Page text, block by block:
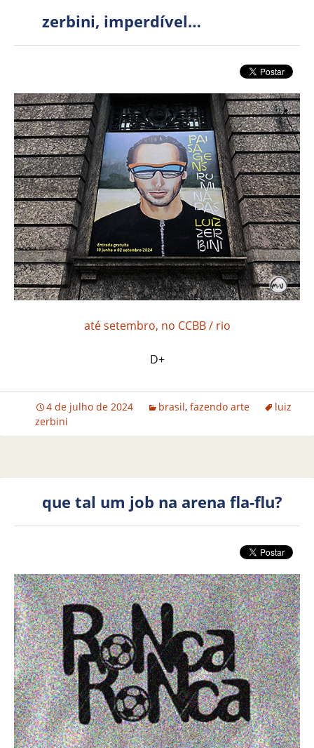
zerbini, imperdível…
até setembro, no CCBB / rio
D+
4 de julho de 2024 brasil, fazendo arte
luiz
zerbini
que tal um job na arena fla-flu?